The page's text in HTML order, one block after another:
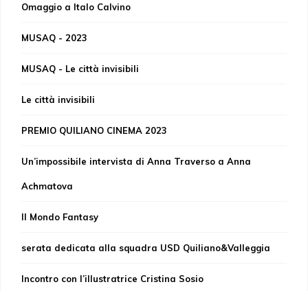
Omaggio a Italo Calvino
MUSAQ - 2023
MUSAQ - Le città invisibili
Le città invisibili
PREMIO QUILIANO CINEMA 2023
Un’impossibile intervista di Anna Traverso a Anna
Achmatova
Il Mondo Fantasy
serata dedicata alla squadra USD Quiliano&Valleggia
Incontro con l’illustratrice Cristina Sosio